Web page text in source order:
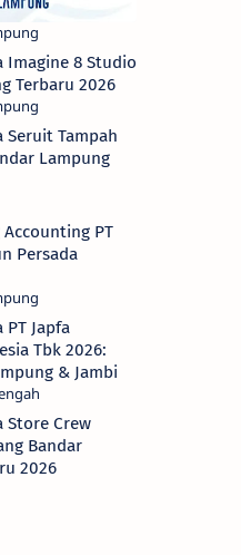
Imagine 8 Studio
Terbaru 2026
Seruit Tampah
Lampung
PT
Persada
PT Japfa
Tbk 2026:
& Jambi
Store Crew
Bandar
2026